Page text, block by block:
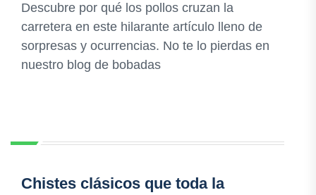
Descubre por qué los pollos cruzan la
carretera en este hilarante artículo lleno de
sorpresas y ocurrencias. No te lo pierdas en
nuestro blog de bobadas
Chistes clásicos que toda la